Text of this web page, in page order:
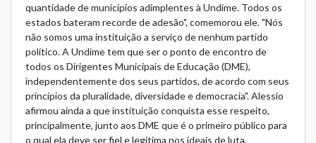
quantidade de municípios adimplentes à Undime. Todos os
estados bateram recorde de adesão", comemorou ele. "Nós
não somos uma instituição a serviço de nenhum partido
político. A Undime tem que ser o ponto de encontro de
todos os Dirigentes Municipais de Educação (DME),
independentemente dos seus partidos, de acordo com seus
princípios da pluralidade, diversidade e democracia". Alessio
afirmou ainda a que instituição conquista esse respeito,
principalmente, junto aos DME que é o primeiro público para
o qual ela deve ser fiel e legítima nos ideais de luta.